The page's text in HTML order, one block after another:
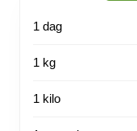
1 dag
1 kg
1 kilo